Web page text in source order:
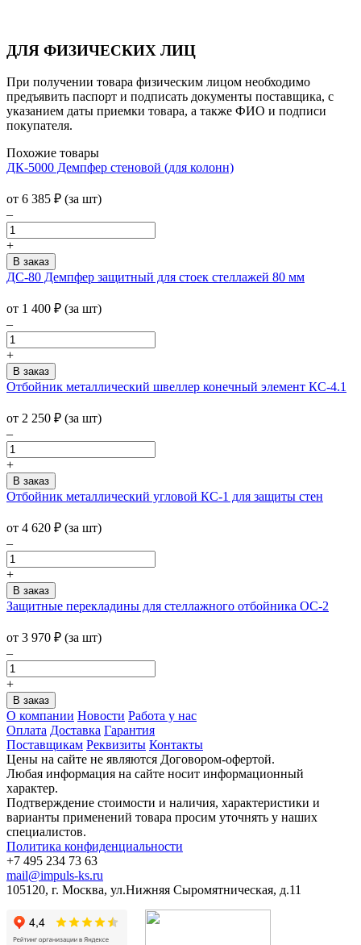
ДЛЯ ФИЗИЧЕСКИХ ЛИЦ
При получении товара физическим лицом необходимо
предъявить паспорт и подписать документы поставщика, с
указанием даты приемки товара, а также ФИО и подписи
покупателя.
Похожие товары
ДК-5000 Демпфер стеновой (для колонн)
от 6 385 ₽ (за шт)
–
+
ДС-80 Демпфер защитный для стоек стеллажей 80 мм
от 1 400 ₽ (за шт)
–
+
Отбойник металлический швеллер конечный элемент КС-4.1
от 2 250 ₽ (за шт)
–
+
Отбойник металлический угловой КС-1 для защиты стен
от 4 620 ₽ (за шт)
–
+
Защитные перекладины для стеллажного отбойника ОС-2
от 3 970 ₽ (за шт)
–
+
О компании Новости Работа у нас
Оплата Доставка Гарантия
Поставщикам Реквизиты Контакты
Цены на сайте не являются Договором-офертой.
Любая информация на сайте носит информационный
характер.
Подтверждение стоимости и наличия, характеристики и
варианты применений товара просим уточнять у наших
специалистов.
Политика конфиденциальности
+7 495 234 73 63
mail@impuls-ks.ru
105120, г. Москва, ул.Нижняя Сыромятническая, д.11